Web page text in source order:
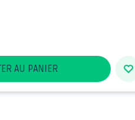
AU PANIER